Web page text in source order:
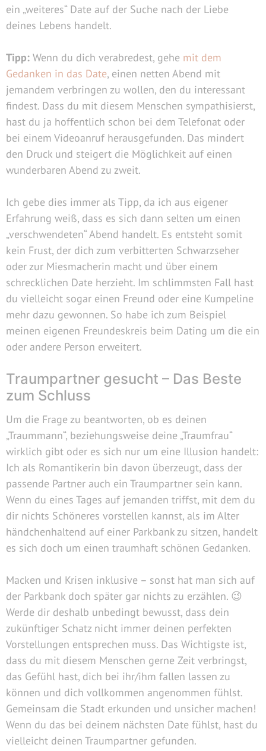
ein „weiteres“ Date auf der Suche nach der Liebe
deines Lebens handelt.
Tipp: Wenn du dich verabredest, gehe mit dem
Gedanken in das Date, einen netten Abend mit
jemandem verbringen zu wollen, den du interessant
findest. Dass du mit diesem Menschen sympathisierst,
hast du ja hoffentlich schon bei dem Telefonat oder
bei einem Videoanruf herausgefunden. Das mindert
den Druck und steigert die Möglichkeit auf einen
wunderbaren Abend zu zweit.
Ich gebe dies immer als Tipp, da ich aus eigener
Erfahrung weiß, dass es sich dann selten um einen
„verschwendeten“ Abend handelt. Es entsteht somit
kein Frust, der dich zum verbitterten Schwarzseher
oder zur Miesmacherin macht und über einem
schrecklichen Date herzieht. Im schlimmsten Fall hast
du vielleicht sogar einen Freund oder eine Kumpeline
mehr dazu gewonnen. So habe ich zum Beispiel
meinen eigenen Freundeskreis beim Dating um die ein
oder andere Person erweitert.
Traumpartner gesucht – Das Beste
zum Schluss
Um die Frage zu beantworten, ob es deinen
„Traummann“, beziehungsweise deine „Traumfrau“
wirklich gibt oder es sich nur um eine Illusion handelt:
Ich als Romantikerin bin davon überzeugt, dass der
passende Partner auch ein Traumpartner sein kann.
Wenn du eines Tages auf jemanden triffst, mit dem du
dir nichts Schöneres vorstellen kannst, als im Alter
händchenhaltend auf einer Parkbank zu sitzen, handelt
es sich doch um einen traumhaft schönen Gedanken.
Macken und Krisen inklusive – sonst hat man sich auf
der Parkbank doch später gar nichts zu erzählen. 😉
Werde dir deshalb unbedingt bewusst, dass dein
zukünftiger Schatz nicht immer deinen perfekten
Vorstellungen entsprechen muss. Das Wichtigste ist,
dass du mit diesem Menschen gerne Zeit verbringst,
das Gefühl hast, dich bei ihr/ihm fallen lassen zu
können und dich vollkommen angenommen fühlst.
Gemeinsam die Stadt erkunden und unsicher machen!
Wenn du das bei deinem nächsten Date fühlst, hast du
vielleicht deinen Traumpartner gefunden.